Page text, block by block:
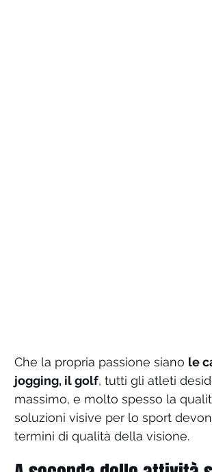
Che la propria passione siano le
jogging, il golf, tutti gli atleti
massimo, e molto spesso la
soluzioni visive per lo sport
termini di qualità della visione.